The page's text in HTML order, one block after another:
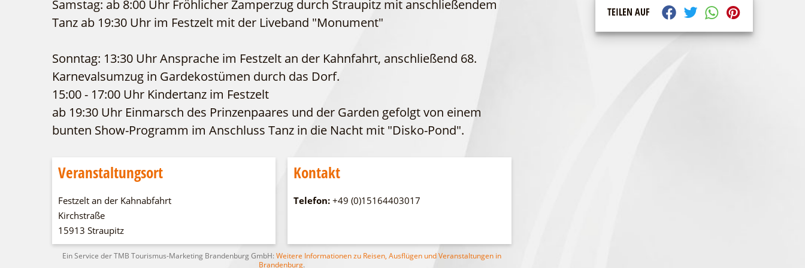
Fahrgastschiff
WFG
Samstag: ab 8:00 Uhr Fröhlicher Zamperzug durch Straupitz mit anschließendem
Tanz ab 19:30 Uhr im Festzelt mit der Liveband "Monument"
Sonntag: 13:30 Uhr Ansprache im Festzelt an der Kahnfahrt, anschließend 68.
Karnevalsumzug in Gardekostümen durch das Dorf.
15:00 - 17:00 Uhr Kindertanz im Festzelt
ab 19:30 Uhr Einmarsch des Prinzenpaares und der Garden gefolgt von einem
bunten Show-Programm im Anschluss Tanz in die Nacht mit "Disko-Pond".
Veranstaltungsort
Festzelt an der Kahnabfahrt
Kirchstraße
15913 Straupitz
Kontakt
Telefon: +49 (0)15164403017
Ein Service der TMB Tourismus-Marketing Brandenburg GmbH: Weitere Informationen zu Reisen, Ausflügen und Veranstaltungen in
Brandenburg.
TEILEN AUF